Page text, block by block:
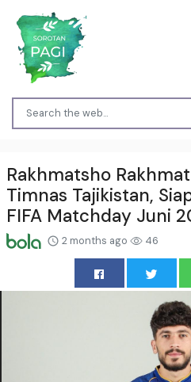
Rakhmatsho
Timnas Tajikistan,
FIFA Matchday Juni
2 months ago 46